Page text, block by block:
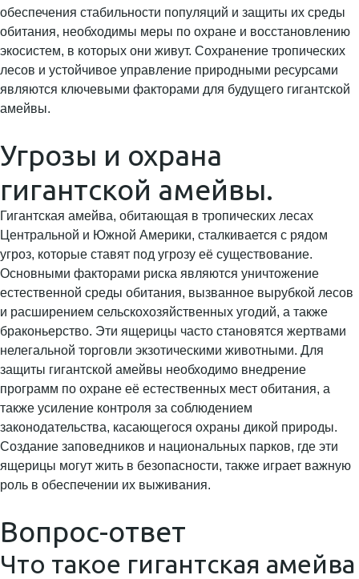
обеспечения стабильности популяций и защиты их среды
обитания, необходимы меры по охране и восстановлению
экосистем, в которых они живут. Сохранение тропических
лесов и устойчивое управление природными ресурсами
являются ключевыми факторами для будущего гигантской
амейвы.
Угрозы и охрана
гигантской амейвы.
Гигантская амейва, обитающая в тропических лесах
Центральной и Южной Америки, сталкивается с рядом
угроз, которые ставят под угрозу её существование.
Основными факторами риска являются уничтожение
естественной среды обитания, вызванное вырубкой лесов
и расширением сельскохозяйственных угодий, а также
браконьерство. Эти ящерицы часто становятся жертвами
нелегальной торговли экзотическими животными. Для
защиты гигантской амейвы необходимо внедрение
программ по охране её естественных мест обитания, а
также усиление контроля за соблюдением
законодательства, касающегося охраны дикой природы.
Создание заповедников и национальных парков, где эти
ящерицы могут жить в безопасности, также играет важную
роль в обеспечении их выживания.
Вопрос-ответ
Что такое гигантская амейва